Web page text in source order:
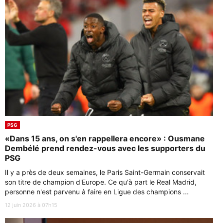
PSG
«Dans 15 ans, on s'en rappellera encore» : Ousmane
Dembélé prend rendez-vous avec les supporters du
PSG
Il y a près de deux semaines, le Paris Saint-Germain conservait
son titre de champion d'Europe. Ce qu'à part le Real Madrid,
personne n'est parvenu à faire en Ligue des champions ...
12 juin 2026 à 07h15